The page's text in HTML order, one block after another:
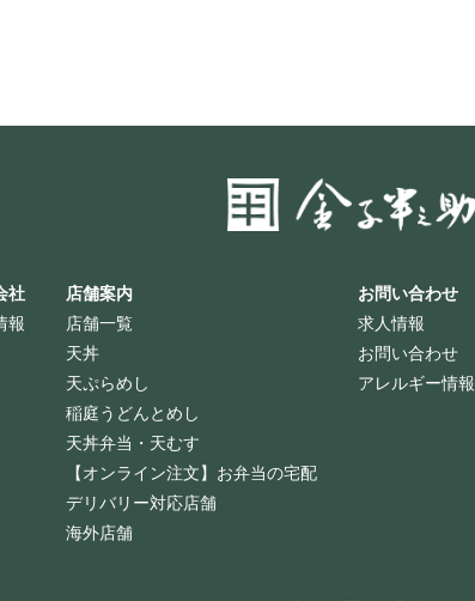
社
報
店舗案内
店舗一覧
天丼
天ぷらめし
稲庭うどんとめし
天丼弁当・天むす
【オンライン注文】お弁当の宅配
デリバリー対応店舗
海外店舗
お問い合わせ
求人情報
お問い合わせ
アレルギー情報